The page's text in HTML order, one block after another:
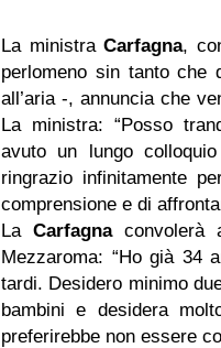
La ministra Carfagna,
perlomeno sin tanto che
all’aria -, annuncia che
La ministra: “Posso
avuto un lungo
ringrazio infinitamente
comprensione e di
La Carfagnaconvolerà
Mezzaroma: “Ho già 34
tardi. Desidero minimo
bambini e desidera
preferirebbe non essere